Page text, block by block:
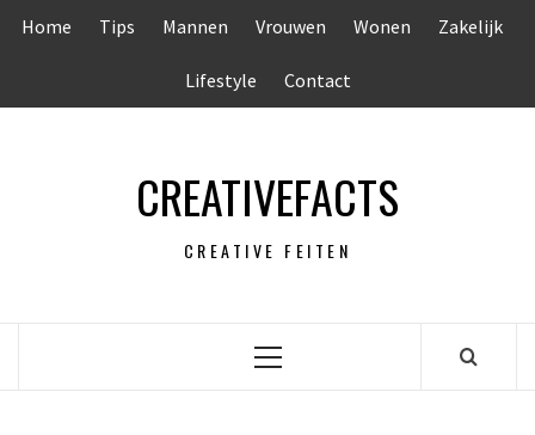
Home Tips Mannen Vrouwen Wonen Zakelijk
Lifestyle Contact
CREATIVEFACTS
CREATIVE FEITEN
Primair